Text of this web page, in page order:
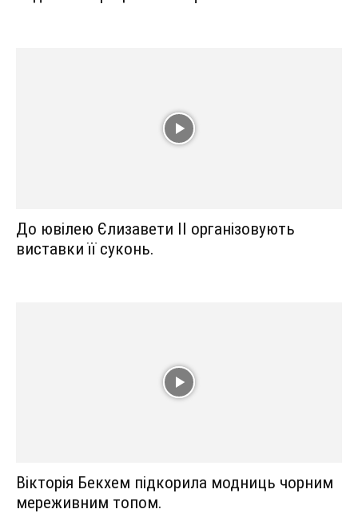
До ювілею Єлизавети II організовують
виставки її суконь.
Вікторія Бекхем підкорила модниць чорним
мереживним топом.